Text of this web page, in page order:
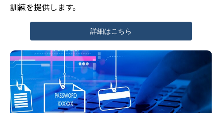
訓練を提供します。
詳細はこちら